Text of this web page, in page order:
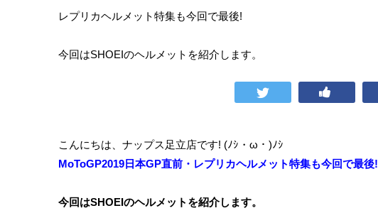
レプリカヘルメット特集も今回で最後!
今回はSHOEIのヘルメットを紹介します。
こんにちは、ナップス足立店です! (ﾉｼ・ω・)ﾉｼ
MoToGP2019日本GP直前・レプリカヘルメット特集も今回で最後!
今回はSHOEIのヘルメットを紹介します。